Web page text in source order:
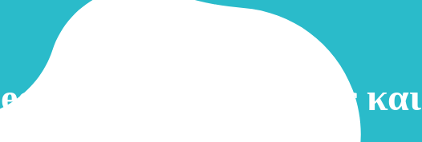
με συνεργάτες και